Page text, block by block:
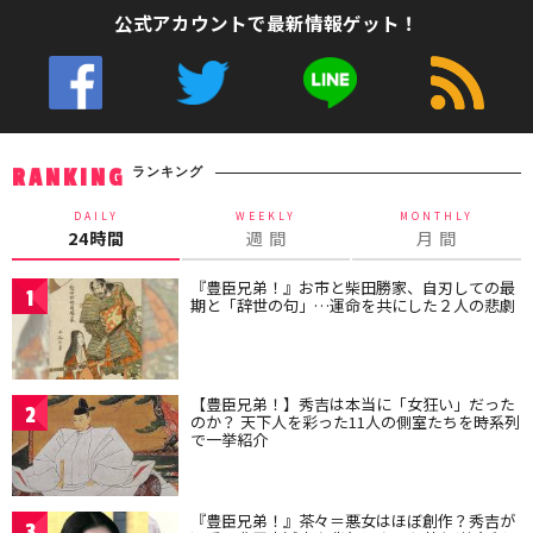
公式アカウントで最新情報ゲット！
RANKING ランキング
DAILY
24時間
WEEKLY
週 間
MONTHLY
月 間
1 『豊臣兄弟！』お市と柴田勝家、自刃しての最
期と「辞世の句」…運命を共にした２人の悲劇
2 【豊臣兄弟！】秀吉は本当に「女狂い」だった
のか？ 天下人を彩った11人の側室たちを時系列
で一挙紹介
『豊臣兄弟！』茶々＝悪女はほぼ創作？秀吉が